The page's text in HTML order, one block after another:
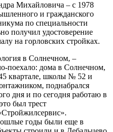
Михайловича – с 1978
и гражданского
по специальности
получил удостоверение
на горловских стройках.
в Солнечном, –
поехало: дома в Солнечном,
квартале, школы № 52 и
поднабрался
дня и по сегодня работаю в
был трест
годы были еще в